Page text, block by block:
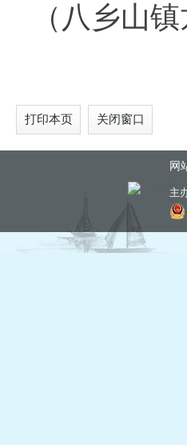
（八乡山
打印本页 关闭窗口
网
主